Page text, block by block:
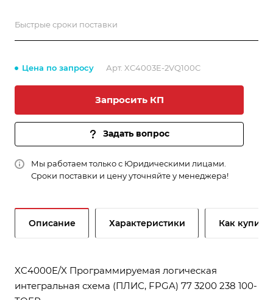
Быстрые сроки поставки
Цена по запросу Арт. XC4003E-2VQ100C
Запросить КП
Задать вопрос
Мы работаем только с Юридическими лицами.
Сроки поставки и цену уточняйте у менеджера!
Описание Характеристики Как купить
XC4000E/X Программируемая логическая
интегральная схема (ПЛИС, FPGA) 77 3200 238 100-